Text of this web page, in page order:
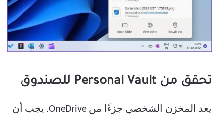
تحقق من Personal Vault للصندوق
يعد المخزن الشخصي جزءًا من OneDrive. يجب أن